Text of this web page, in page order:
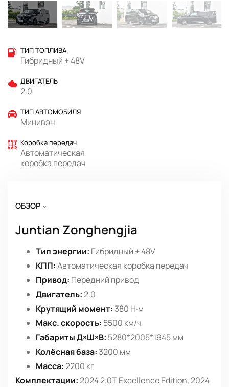
ТИП ТОПЛИВА
Гибридный + 48V
ДВИГАТЕЛЬ
2.0
ТИП АВТОМОБИЛЯ
Минивэн
Коробка передач
Автоматическая
коробка передач
ОБЗОР
Juntian Zonghengjia
Тип энергии: Гибридный + 48V
КПП:Автоматическая коробка передач
Привод: Передний привод
Двигатель:2.0
Крутящий момент: 380 Н·м
Макс. скорость: 5500 км/ч
Габариты Д×Ш×В: 5280*2005*1945 мм
Колёсная база: 3200 мм
Масса:2200 кг
Комплектации:2024 2.0T Excellence Edition, 2024